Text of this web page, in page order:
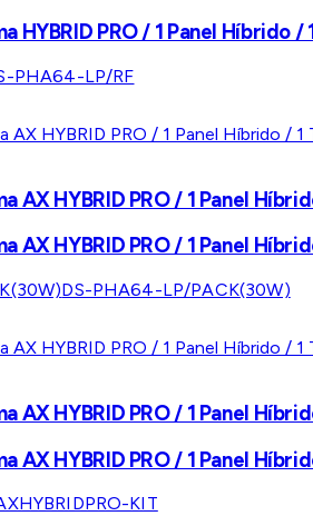
HYBRID PRO / 1 Panel
PHA64-LP/RF
AX HYBRID PRO / 1 Panel
AX HYBRID PRO / 1 Panel
DS-PHA64-LP/PACK(30W)
AX HYBRID PRO / 1 Panel
AX HYBRID PRO / 1 Panel
KIT